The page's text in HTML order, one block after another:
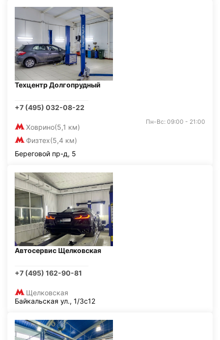
Техцентр Долгопрудный
+7 (495) 032-08-22
Ховрино(5,1 км)
Физтех(5,4 км)
Пн-Вс: 09:00 - 21:00
Береговой пр-д, 5
Автосервис Щелковская
+7 (495) 162-90-81
Щелковская
Байкальская ул., 1/3с12